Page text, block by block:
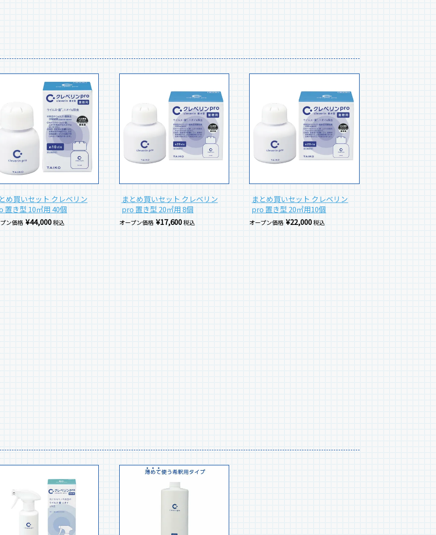
め買いセット クレベリン
置き型 10㎡用 40個
ン価格 ¥44,000税込
まとめ買いセット クレベリン
pro 置き型 20㎡用 8個
オープン価格 ¥17,600 税込
まとめ買いセット クレベリン
pro 置き型 20㎡用10個
オープン価格 ¥22,000税込